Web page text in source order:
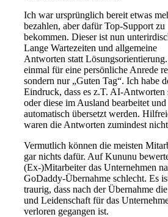
Ich war ursprünglich bereit etwas
bezahlen, aber dafür Top-Support zu
bekommen. Dieser ist nun
Lange Wartezeiten und allgemeine
Antworten statt
einmal für eine persönliche Anrede
sondern nur „Guten Tag“. Ich habe
Eindruck, dass es z.T. AI-Antworten
oder diese im Ausland bearbeitet und
automatisch übersetzt werden.
waren die Antworten zumindest
Vermutlich können die meisten
gar nichts dafür. Auf Kununu
(Ex-)Mitarbeiter das Unternehmen
GoDaddy-Übernahme schlecht. Es
traurig, dass nach der Übernahme
und Leidenschaft für das
verloren gegangen ist.